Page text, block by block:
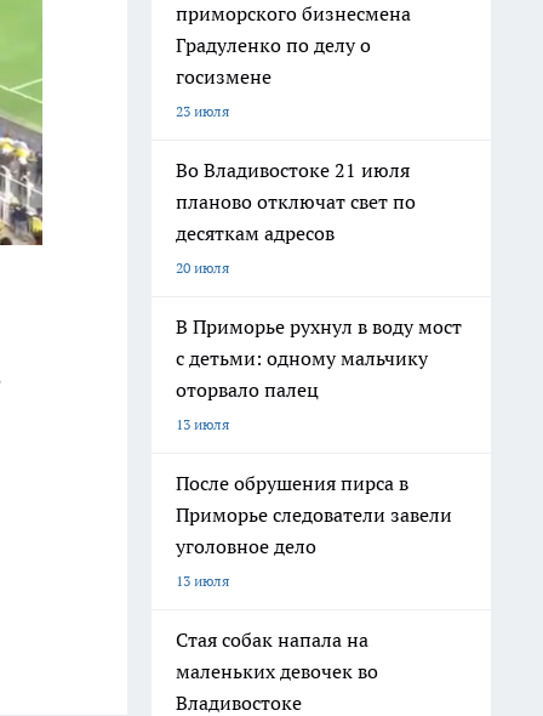
приморского бизнесмена
Градуленко по делу о
госизмене
23 июля
Во Владивостоке 21 июля
планово отключат свет по
десяткам адресов
20 июля
В Приморье рухнул в воду мост
с детьми: одному мальчику
оторвало палец
13 июля
После обрушения пирса в
Приморье следователи завели
уголовное дело
13 июля
Стая собак напала на
маленьких девочек во
Владивостоке